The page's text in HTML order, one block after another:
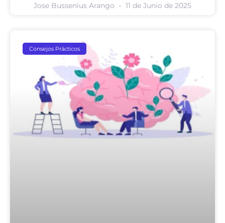
Jose Bussenius Arango 11 de Junio de 2025
Consejos Prácticos